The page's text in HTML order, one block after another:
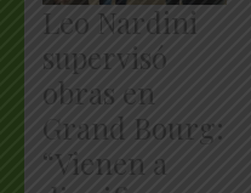
Leo Nardini
supervisó
obras en
Grand Bourg:
“Vienen a